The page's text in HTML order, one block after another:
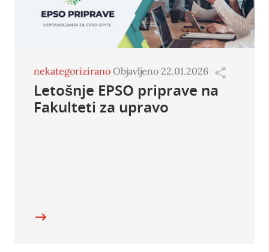
nekategorizirano Objavljeno 22.01.2026
Letošnje EPSO priprave na
Fakulteti za upravo